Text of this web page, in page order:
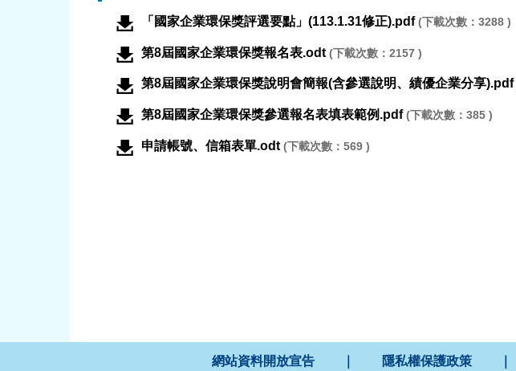
「國家企業環保獎評選要點」(113.1.31修正).pdf(下載次數：3288 )
第8屆國家企業環保獎報名表.odt (下載次數：2157 )
第8屆國家企業環保獎說明會簡報(含參選說明、績優企業分享).pdf
第8屆國家企業環保獎參選報名表填表範例.pdf(下載次數：385 )
申請帳號、信箱表單.odt (下載次數：569 )
網站資料開放宣告 隱私權保護政策